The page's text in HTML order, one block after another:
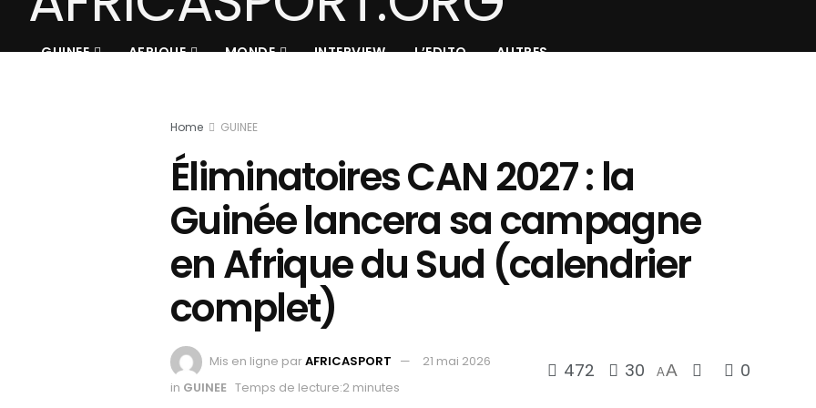
GUINEE AFRIQUE MONDE INTERVIEW L’EDITO AUTRES
Home GUINEE
Éliminatoires CAN 2027 : la
Guinée lancera sa campagne
en Afrique du Sud (calendrier
complet)
Mis en ligne parAFRICASPORT
21 mai 2026
in GUINEE Temps de lecture:2 minutes
472 30 AA 0